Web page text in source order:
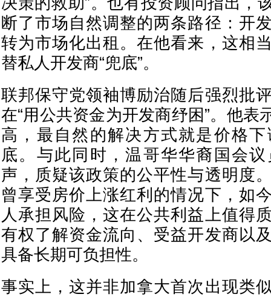
断了市场自然调整的两条路径：开
转为市场化出租。在他看来，这相
替私人开发商“兜底”。
联邦保守党领袖博励治随后强烈批
在“用公共资金为开发商纾困”。他表
高，最自然的解决方式就是价格
底。与此同时，温哥华华裔国会
声，质疑该政策的公平性与透明度
曾享受房价上涨红利的情况下，如
人承担风险，这在公共利益上值得
有权了解资金流向、受益开发商以
具备长期可负担性。
事实上，这并非加拿大首次出现类